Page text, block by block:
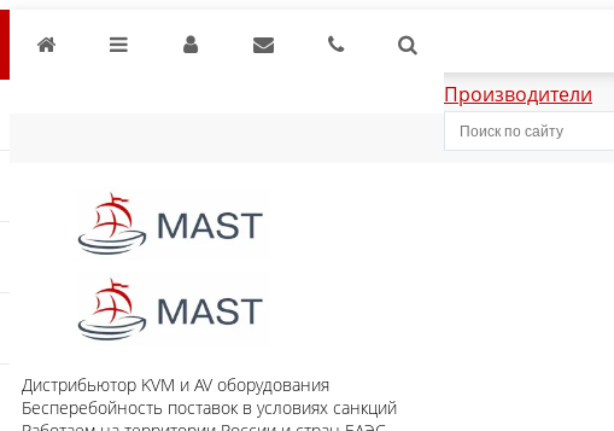
Производители
Дистрибьютор KVM и AV оборудования
Бесперебойность поставок в условиях санкций